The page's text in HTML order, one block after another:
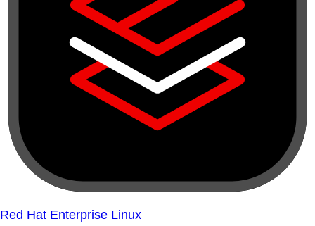
Red Hat Enterprise Linux